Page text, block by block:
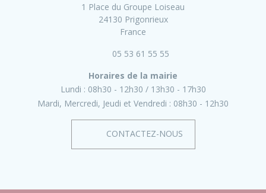
1 Place du Groupe Loiseau
24130 Prigonrieux
France
05 53 61 55 55
Horaires de la mairie
Lundi : 08h30 - 12h30
13h30 - 17h30
Mardi, Mercredi, Jeudi et Vendredi : 08h30 - 12h30
CONTACTEZ-NOUS